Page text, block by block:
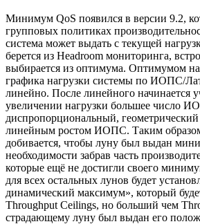
Минимум QoS появился в версии 9.2,
групповых политиках
система может выдать с текущей
берется из Headroom мониторинга,
выбирается из оптимума. Оптимумом
графика нагрузки системы по ИОПС/
линейно. После линейного начинается
увеличении нагрузки большее число
диспропорциональный, геометрический
линейным ростом ИОПС. Таким
добивается, чтобы луну был выдан
необходимости забрав часть
которые ещё не достигли своего
для всех остальных лунов будет
динамический максимум», который
Throughput Ceilings, но больший чем
страдающему луну был выдан его